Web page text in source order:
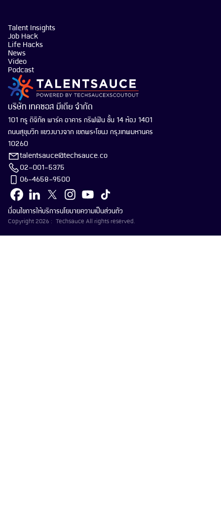
Talent Insights
Job Hack
Life Hacks
News
Video
Podcast
บริษัท เทคซอส มีเดีย จำกัด
101 ทรู ดิจิทัล พาร์ค อาคาร กริฟฟิน ชั้น 14 ห้อง 1401
ถนนสุขุมวิท แขวงบางจาก เขตพระโขนง กรุงเทพมหานคร
10260
talentsauce@techsauce.co
02-001-5375
06-4658-9500
Copyright 2026 : Techsauce All rights reserved.
เงื่อนไขการให้บริการนโยบายความเป็นส่วนตัว